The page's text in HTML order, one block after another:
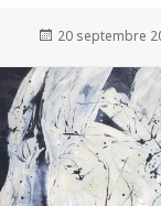
Publié
20 septembre